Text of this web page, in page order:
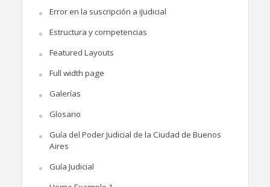
Error en la suscripción a iJudicial
Estructura y competencias
Featured Layouts
Full width page
Galerías
Glosario
Guía del Poder Judicial de la Ciudad de Buenos
Aires
Guía Judicial